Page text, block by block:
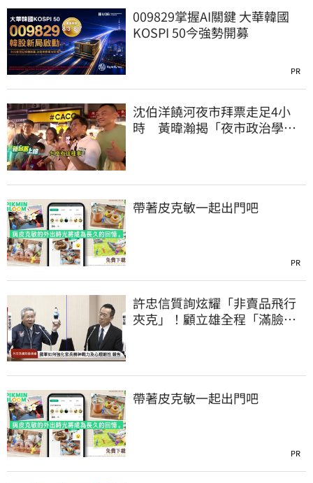
009829掌握AI關鍵 大華韓國
KOSPI 50今強勢開募
PR
沈伯洋饒河夜市拜票走足4小
時 黃暐瀚揭「夜市政治學」
帶著皮克敏一起出門吧
PR
許忠信質詢炫耀「非賣品飛行
夾克」！顧立雄全程「滿臉問
帶著皮克敏一起出門吧
PR